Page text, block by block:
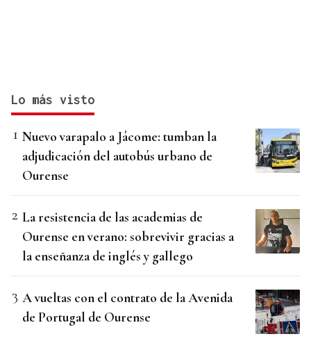
Lo más visto
Nuevo varapalo a Jácome: tumban la
adjudicación del autobús urbano de
Ourense
La resistencia de las academias de
Ourense en verano: sobrevivir gracias a
la enseñanza de inglés y gallego
A vueltas con el contrato de la Avenida
de Portugal de Ourense